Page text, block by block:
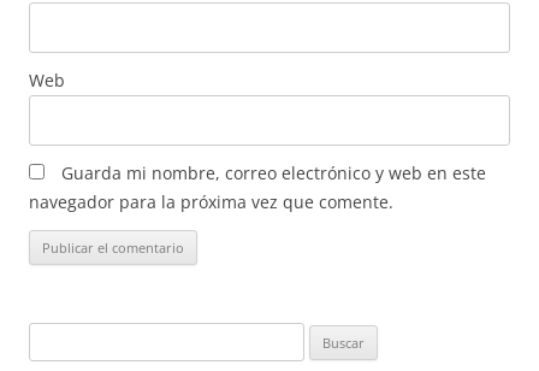
Web
Guarda mi nombre, correo electrónico y web en este
navegador para la próxima vez que comente.